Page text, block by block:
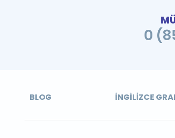
0
BLOG İNGILIZCE